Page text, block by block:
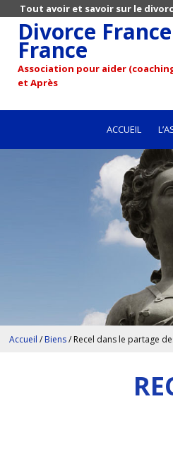
Tout avoir et savoir sur le
Divorce
France
Association pour aider
et Après
ACCUEIL
Accueil / Biens/ Recel dans le partage